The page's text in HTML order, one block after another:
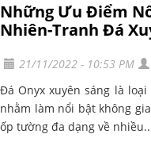
Những Ưu Điểm
Nhiên-Tranh Đá
21/11/2022 - 10:53 PM
Đá Onyx xuyên sáng là
nhằm làm nổi bật không
ốp tường đa dạng về